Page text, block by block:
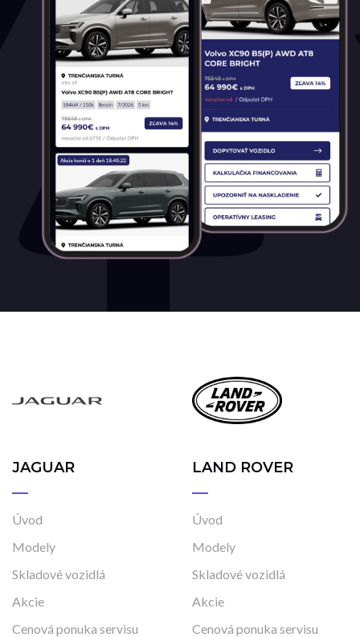
JAGUAR
Úvod
Modely
Skladové vozidlá
Akcie
Cenová ponuka servisu
LAND ROVER
Úvod
Modely
Skladové vozidlá
Akcie
Cenová ponuka servisu